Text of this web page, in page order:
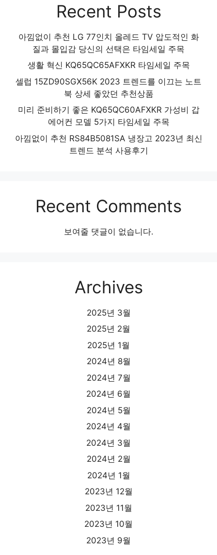
Recent Posts
아낌없이 추천 LG 77인치 올레드 TV 압도적인 화
질과 몰입감 당신의 선택은 타임세일 주목
생활 혁신 KQ65QC65AFXKR 타임세일 주목
셀럽 15ZD90SGX56K 2023 트렌드를 이끄는 노트
북 상세 좋았던 추천상품
미리 준비하기 좋은 KQ65QC60AFXKR 가성비 갑
에어컨 모델 5가지 타임세일 주목
아낌없이 추천 RS84B5081SA 냉장고 2023년 최신
트렌드 분석 사용후기
Recent Comments
보여줄 댓글이 없습니다.
Archives
2025년 3월
2025년 2월
2025년 1월
2024년 8월
2024년 7월
2024년 6월
2024년 5월
2024년 4월
2024년 3월
2024년 2월
2024년 1월
2023년 12월
2023년 11월
2023년 10월
2023년 9월